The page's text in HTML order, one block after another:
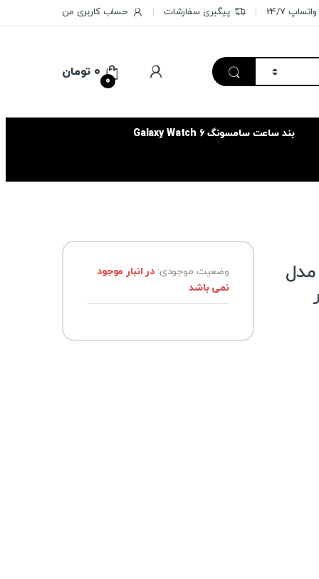
24/7 پیگیری سفارشات حساب کاربری من
0
۰ تومان
بند ساعت سامسونگ Galaxy Watch 6
وضعیت موجودی:در انبار موجود
نمی باشد